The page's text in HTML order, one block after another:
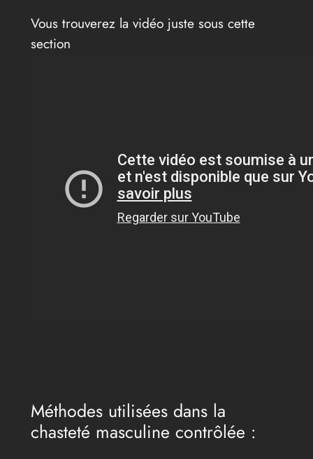
Vous trouverez la vidéo juste sous cette
section
Méthodes utilisées dans la
chasteté masculine contrôlée :